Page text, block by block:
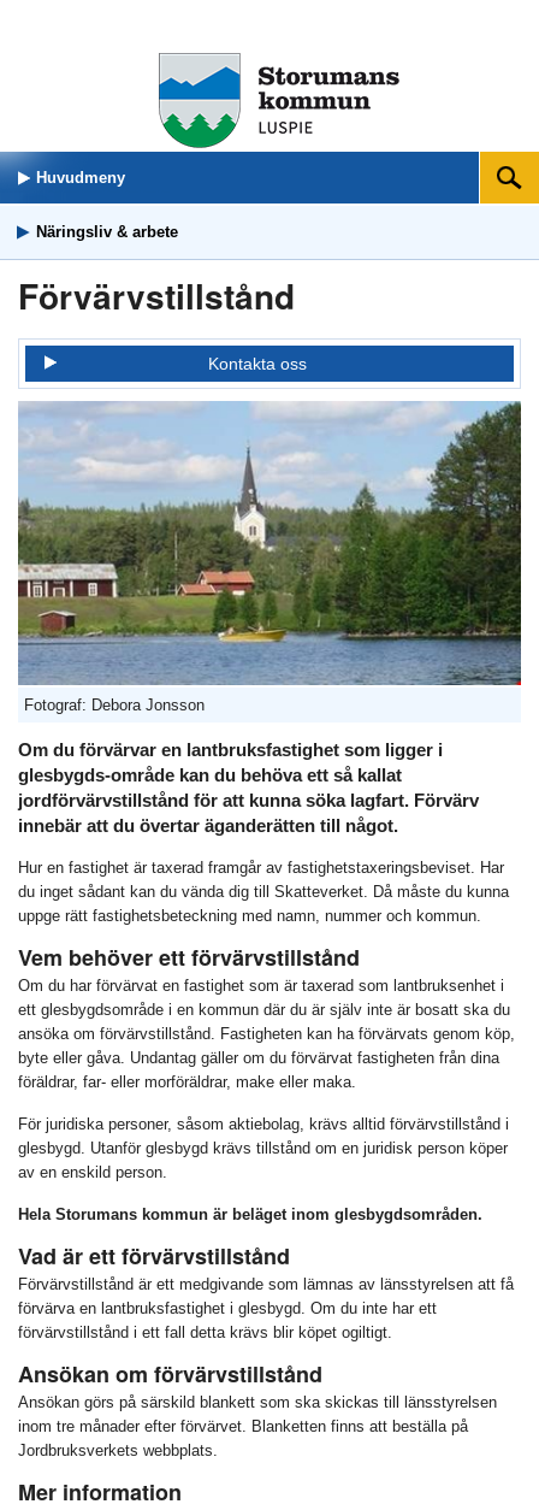
Huvudmeny Sök
Näringsliv & arbete
Förvärvstillstånd
Kontakta oss
Fotograf: Debora Jonsson
Om du förvärvar en lantbruksfastighet som ligger i
glesbygds-område kan du behöva ett så kallat
jordförvärvstillstånd för att kunna söka lagfart. Förvärv
innebär att du övertar äganderätten till något.
Hur en fastighet är taxerad framgår av fastighetstaxeringsbeviset. Har
du inget sådant kan du vända dig till Skatteverket. Då måste du kunna
uppge rätt fastighetsbeteckning med namn, nummer och kommun.
Vem behöver ett förvärvstillstånd
Om du har förvärvat en fastighet som är taxerad som lantbruksenhet i
ett glesbygdsområde i en kommun där du är själv inte är bosatt ska du
ansöka om förvärvstillstånd. Fastigheten kan ha förvärvats genom köp,
byte eller gåva. Undantag gäller om du förvärvat fastigheten från dina
föräldrar, far- eller morföräldrar, make eller maka.
För juridiska personer, såsom aktiebolag, krävs alltid förvärvstillstånd i
glesbygd. Utanför glesbygd krävs tillstånd om en juridisk person köper
av en enskild person.
Hela Storumans kommun är beläget inom glesbygdsområden.
Vad är ett förvärvstillstånd
Förvärvstillstånd är ett medgivande som lämnas av länsstyrelsen att få
förvärva en lantbruksfastighet i glesbygd. Om du inte har ett
förvärvstillstånd i ett fall detta krävs blir köpet ogiltigt.
Ansökan om förvärvstillstånd
Ansökan görs på särskild blankett som ska skickas till länsstyrelsen
inom tre månader efter förvärvet. Blanketten finns att beställa på
Jordbruksverkets webbplats.
Mer information